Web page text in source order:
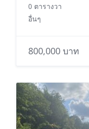
0 ตารางวา
อื่นๆ
800,000 บาท